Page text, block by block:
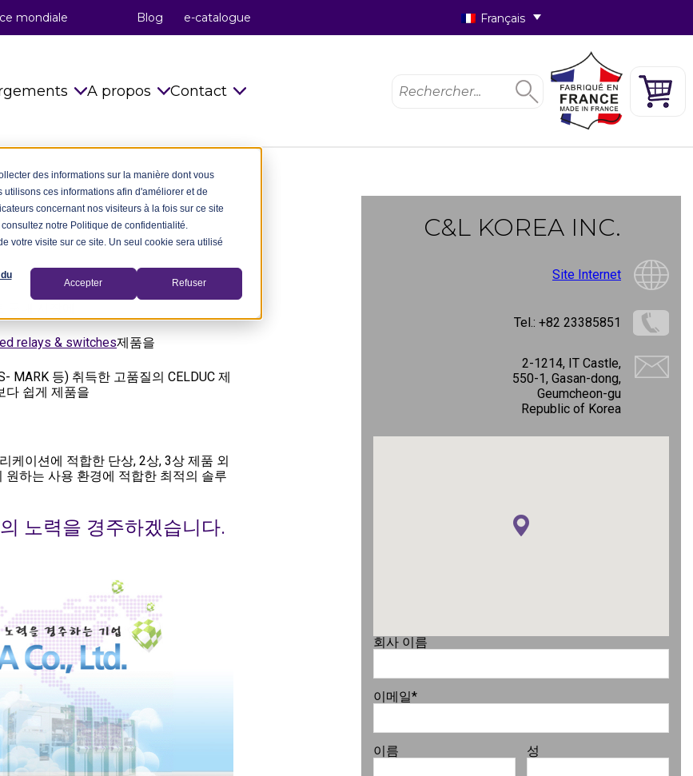
des informations sur la manière dont vous
ces informations afin d'améliorer et de
concernant nos visiteurs à la fois sur ce site
notre Politique de confidentialité.
votre visite sur ce site. Un seul cookie sera utilisé
Accepter Refuser
mondiale Blog e-catalogue Français
de Montage
techniques
CAO 2D 3D
utiles
celduc® relais
Générales de Vente
A propos
La méthode celduc®
celduc® relais
celduc® transfo
Réseaux d’entreprises
Carrière
celduc® dans le monde
Normes
Contact
celduc® dans le monde
Recevoir la Newsletter
Contacts
C&L KOREA INC.
Site Internet
Tel.: +82 23385851
2-1214, IT Castle,
550-1, Gasan-dong,
Geumcheon-gu
Republic of Korea
회사 이름
이메일*
이름 성
relays & switches제품을
MARK 등) 취득한 고품질의 CELDUC 제
다 쉽게 제품을
케이션에 적합한 단상, 2상, 3상 제품 외
하는 사용 환경에 적합한 최적의 솔루
노력을 경주하겠습니다.